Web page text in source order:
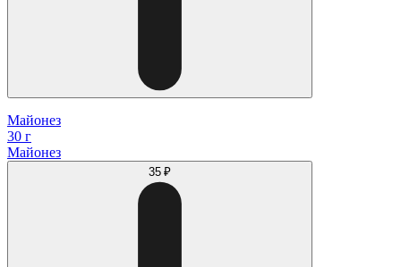
Майонез
30 г
Майонез
35 ₽